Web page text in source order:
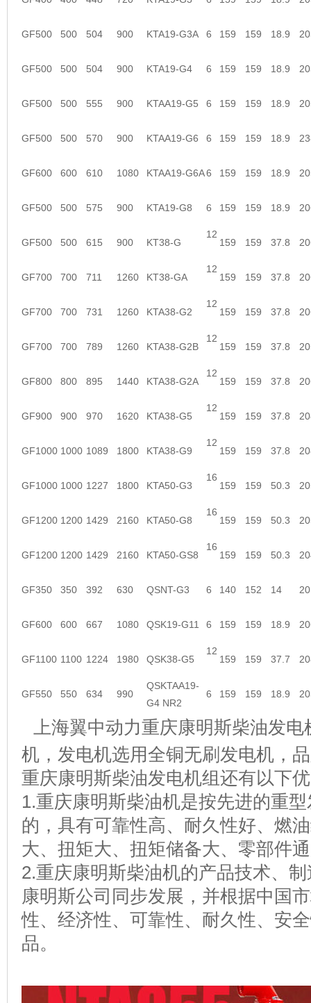
GF500 500 504 900 KTA19-G3A 6 159 159 18.9
GF500 500 504 900 KTA19-G4 6 159 159 18.9
GF500 500 555 900 KTAA19-G5 6 159 159 18.9
GF500 500 570 900 KTAA19-G6 6 159 159 18.9
GF600 600 610 1080 KTAA19-G6A6 159 159 18.9
GF500 500 575 900 KTA19-G8 6 159 159 18.9
GF500 500 615 900 KT38-G
12
159 159 37.8
GF700 700 711 1260 KT38-GA
12
159 159 37.8
GF700 700 731 1260 KTA38-G2
12
159 159 37.8
GF700 700 789 1260 KTA38-G2B
12
159 159 37.8
GF800 800 895 1440 KTA38-G2A
12
159 159 37.8
GF900 900 970 1620 KTA38-G5
12
159 159 37.8
GF1000 1000 1089 1800 KTA38-G9
12
159 159 37.8
GF1000 1000 1227 1800 KTA50-G3
16
159 159 50.3
GF1200 1200 1429 2160 KTA50-G8
16
159 159 50.3
GF1200 1200 1429 2160 KTA50-GS8
16
159 159 50.3
GF350 350 392 630 QSNT-G3 6 140 152 14
GF600 600 667 1080 QSK19-G11 6 159 159 18.9
GF1100 1100 1224 1980 QSK38-G5
12
159 159 37.7
GF550 550 634 990
QSKTAA19-
G4 NR2
6 159 159 18.9
上海翼中动力重庆康明斯柴油发
机，发电机选用全铜无刷发电机，
重庆康明斯柴油发电机组还有以下
1.重庆康明斯柴油机是按先进的重
的，具有可靠性高、耐久性好、燃
大、扭矩大、扭矩储备大、零部
2.重庆康明斯柴油机的产品技术、
康明斯公司同步发展，并根据中国
性、经济性、可靠性、耐久性、安
品。